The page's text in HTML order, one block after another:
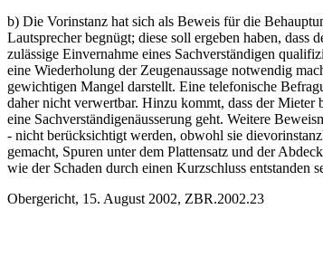
b) Die Vorinstanz hat sich als Beweis für die
Lautsprecher begnügt; diese soll ergeben haben,
zulässige Einvernahme eines Sachverständigen
eine Wiederholung der Zeugenaussage notwendig
gewichtigen Mangel darstellt. Eine telefonische
daher nicht verwertbar. Hinzu kommt, dass der Mieter
eine Sachverständigenäusserung geht. Weitere
- nicht berücksichtigt werden, obwohl sie
gemacht, Spuren unter dem Plattensatz und der
wie der Schaden durch einen Kurzschluss entstanden
Obergericht, 15. August 2002, ZBR.2002.23